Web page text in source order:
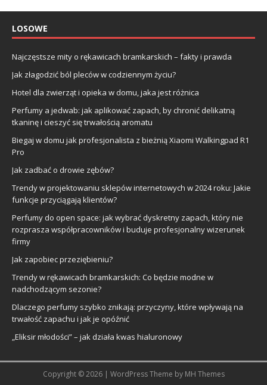
LOSOWE
Najczęstsze mity o rękawicach bramkarskich – fakty i prawda
Jak złagodzić ból pleców w codziennym życiu?
Hotel dla zwierząt i opieka w domu, jaka jest różnica
Perfumy a jedwab: jak aplikować zapach, by chronić delikatną
tkaninę i cieszyć się trwałością aromatu
Biegaj w domu jak profesjonalista z bieżnią Xiaomi Walkingpad R1
Pro
Jak zadbać o drowie zębów?
Trendy w projektowaniu sklepów internetowych w 2024 roku: Jakie
funkcje przyciągają klientów?
Perfumy do open space: jak wybrać dyskretny zapach, który nie
rozprasza współpracowników i buduje profesjonalny wizerunek
firmy
Jak zapobiec przeziębieniu?
Trendy w rękawicach bramkarskich: Co będzie modne w
nadchodzącym sezonie?
Dlaczego perfumy szybko znikają: przyczyny, które wpływają na
trwałość zapachu i jak je opóźnić
„Eliksir młodości” – jak działa kwas hialuronowy
Copyright © 2026 | WordPress Theme by MH Themes